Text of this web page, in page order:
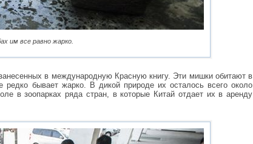
им все равно жарко.
в международную Красную книгу. Эти мишки обитают в
бывает жарко. В дикой природе их осталось всего около
в зоопарках ряда стран, в которые Китай отдает их в аренду